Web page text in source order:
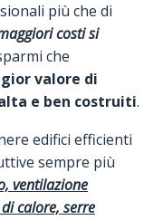
più che di
costi si
che
valore di
e ben costruiti.
edifici efficienti
sempre più
ventilazione
calore, serre